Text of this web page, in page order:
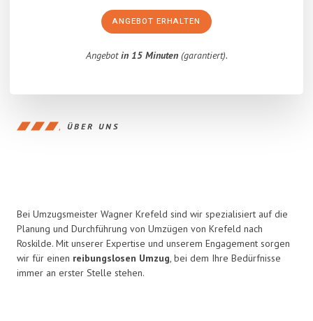
ANGEBOT ERHALTEN
Angebotin 15 Minuten(garantiert).
ÜBER UNS
Bei Umzugsmeister Wagner Krefeld sind wir spezialisiert auf die
Planung und Durchführung von Umzügen von Krefeld nach
Roskilde. Mit unserer Expertise und unserem Engagement sorgen
wir für einen reibungslosen Umzug, bei dem Ihre Bedürfnisse
immer an erster Stelle stehen.